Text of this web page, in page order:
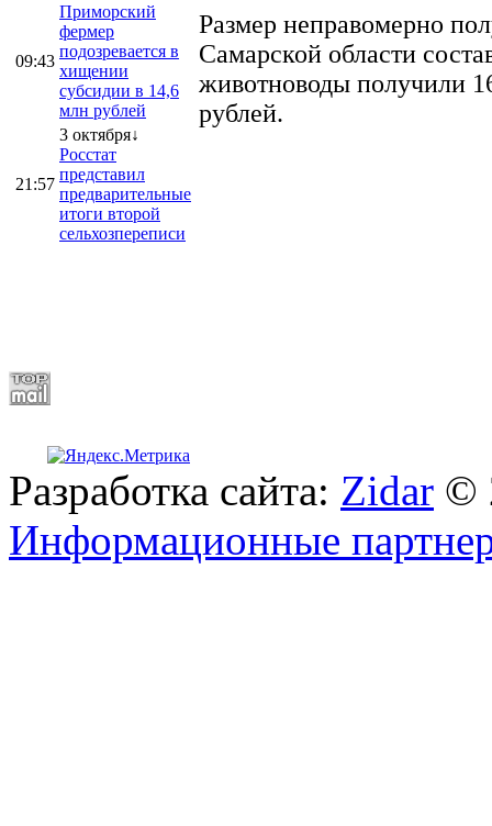
09:43
Приморский
фермер
подозревается в
хищении
субсидии в 14,6
млн рублей
21:57
3 октября↓
Росстат
представил
предварительные
итоги второй
сельхозпереписи
Размер неправомерно
Самарской области
животноводы получили
рублей.
Разработка сайта: Zidar ©
Информационные